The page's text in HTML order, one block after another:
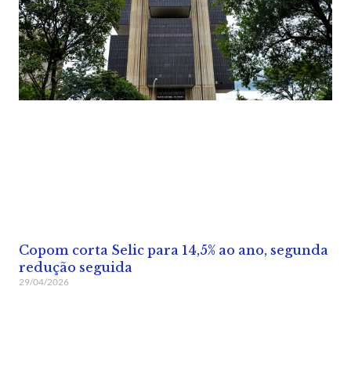
Copom corta Selic para 14,5% ao ano, segunda
redução seguida
29/04/2026